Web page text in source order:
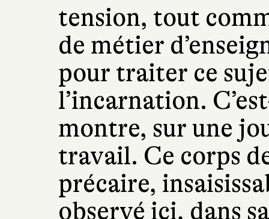
tension, tout
de métier
pour traiter ce
l’incarnation.
montre, sur une
travail. Ce corps
précaire,
observé ici, dans